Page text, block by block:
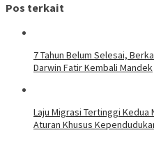
Pos terkait
7 Tahun Belum Selesai,
Darwin Fatir Kembali Mandek
Laju Migrasi Tertinggi Kedua
Aturan Khusus